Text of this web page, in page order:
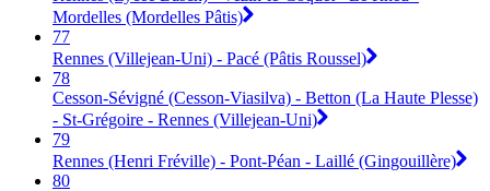
Mordelles (Mordelles Pâtis)
77
Rennes (Villejean-Uni) - Pacé (Pâtis Roussel)
78
Cesson-Sévigné (Cesson-Viasilva) - Betton (La Haute Plesse)
- St-Grégoire - Rennes (Villejean-Uni)
79
Rennes (Henri Fréville) - Pont-Péan - Laillé (Gingouillère)
80